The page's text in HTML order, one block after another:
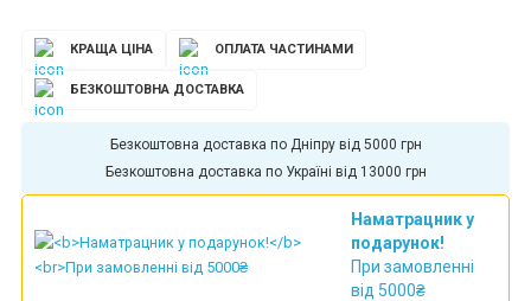
КРАЩА ЦІНА ОПЛАТА ЧАСТИНАМИ
БЕЗКОШТОВНА ДОСТАВКА
Безкоштовна доставка по Дніпру від 5000 грн
Безкоштовна доставка по Україні від 13000 грн
Наматрацник у
подарунок!
При замовленні
від 5000₴